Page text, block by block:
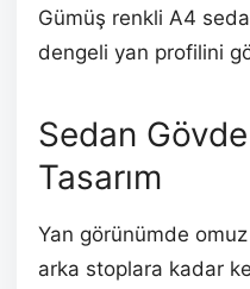
Gümüş renkli A4
dengeli yan profilini
Sedan
Tasarım
Yan görünümde
arka stoplara kadar